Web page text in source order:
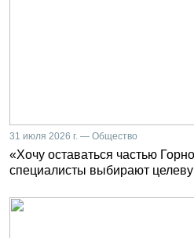
31 июля 2026 г. — Общество
«Хочу оставаться частью
специалисты выбирают